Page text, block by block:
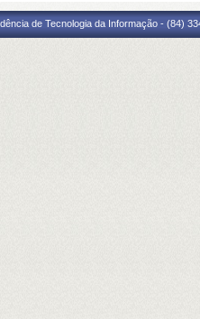
de Tecnologia da Informação - (84)